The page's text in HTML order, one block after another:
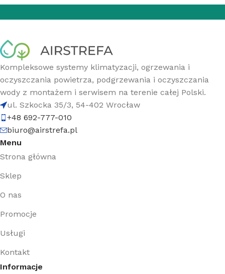
Kompleksowe systemy klimatyzacji, ogrzewania i
oczyszczania powietrza, podgrzewania i oczyszczania
wody z montażem i serwisem na terenie całej Polski.
ul. Szkocka 35/3, 54-402 Wrocław
+48 692-777-010
biuro@airstrefa.pl
Menu
Strona główna
Sklep
O nas
Promocje
Usługi
Kontakt
Informacje